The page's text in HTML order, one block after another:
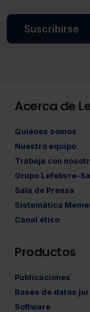
Suscribirse
Acerca de
Quiénes somos
Nuestro equipo
Trabaja con
Grupo Lefebvre-
Sala de Prensa
Sistemática
Canal ético
Productos
Publicaciones
Bases de datos
Software